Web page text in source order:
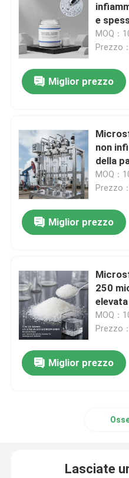
e
micron
MOQ：
Prezzo
Miglior prezzo
non
della
MOQ：
Prezzo
Miglior prezzo
250
MOQ：
Prezzo
Miglior prezzo
Lasciate